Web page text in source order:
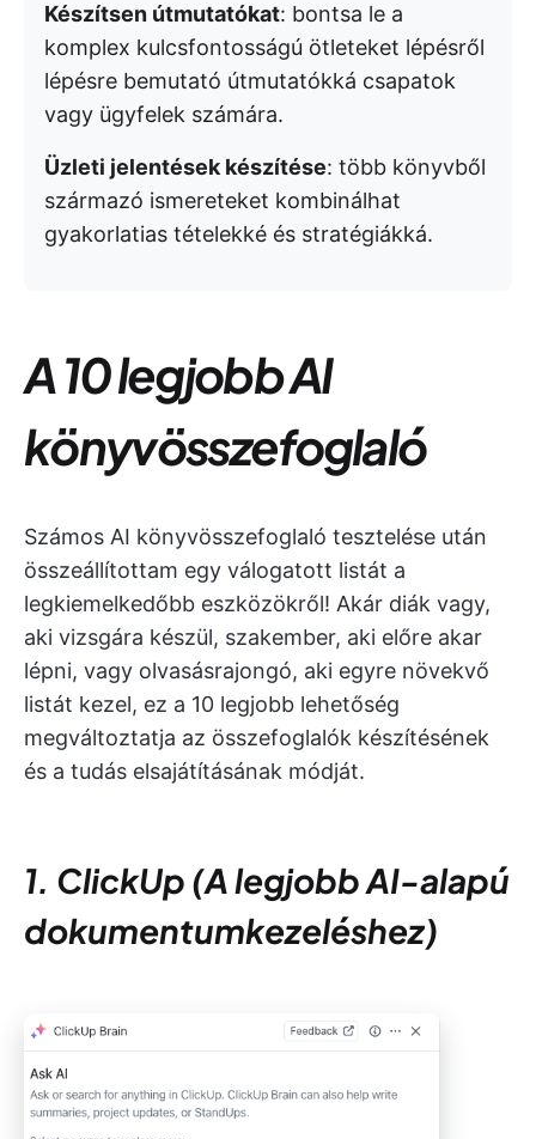
Készítsen útmutatókat: bontsa le a
komplex kulcsfontosságú ötleteket lépésről
lépésre bemutató útmutatókká csapatok
vagy ügyfelek számára.
Üzleti jelentések készítése: több könyvből
származó ismereteket kombinálhat
gyakorlatias tételekké és stratégiákká.
A 10 legjobb AI
könyvösszefoglaló
Számos AI könyvösszefoglaló tesztelése után
összeállítottam egy válogatott listát a
legkiemelkedőbb eszközökről! Akár diák vagy,
aki vizsgára készül, szakember, aki előre akar
lépni, vagy olvasásrajongó, aki egyre növekvő
listát kezel, ez a 10 legjobb lehetőség
megváltoztatja az összefoglalók készítésének
és a tudás elsajátításának módját.
1. ClickUp (A legjobb AI-alapú
dokumentumkezeléshez)